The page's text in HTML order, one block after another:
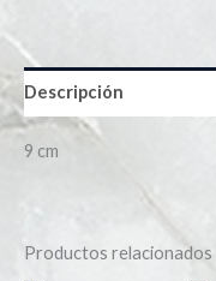
Descripción
9 cm
Productos relacionados